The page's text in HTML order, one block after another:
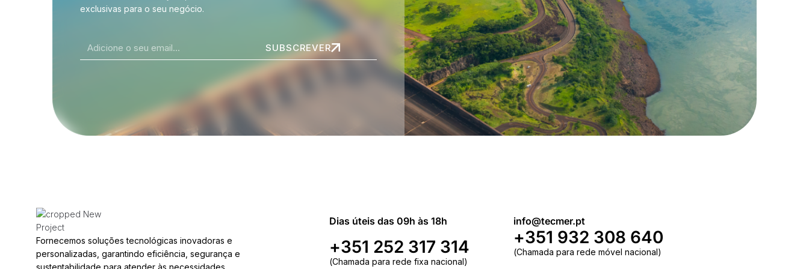
exclusivas para o seu negócio.
SUBSCREVER
Fornecemos soluções tecnológicas inovadoras e
personalizadas, garantindo eficiência, segurança e
sustentabilidade para atender às necessidades
Dias úteis das 09h às 18h
+351 252 317 314
(Chamada para rede fixa nacional)
info@tecmer.pt
+351 932 308 640
(Chamada para rede móvel nacional)